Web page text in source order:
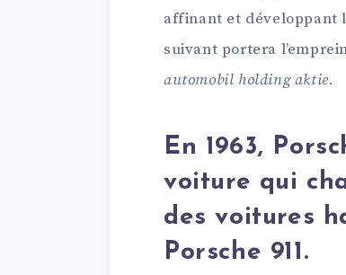
affinant et développant
suivant portera
automobil holding aktie.
En 1963,
voiture qui
des voitures
Porsche 911.